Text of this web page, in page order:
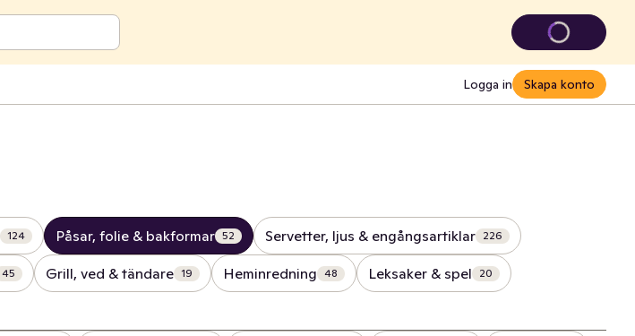
Logga in Skapa konto
124 Påsar, folie & bakformar 52 Servetter, ljus & engångsartiklar 226
45 Grill, ved & tändare 19 Heminredning 48 Leksaker & spel 20